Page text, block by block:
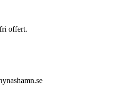
offert.